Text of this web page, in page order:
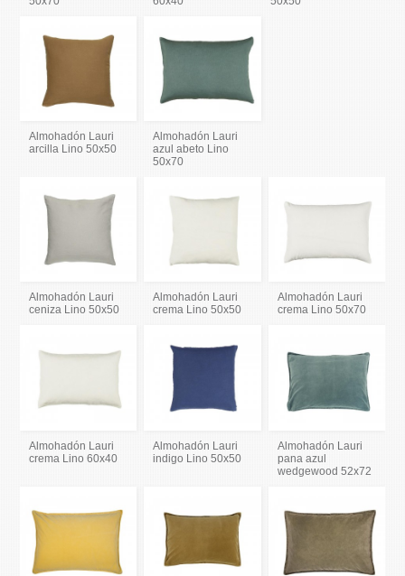
Almohadón Lauri
arcilla Lino 50x50
Almohadón Lauri
azul abeto Lino
50x70
Almohadón Lauri
ceniza Lino 50x50
Almohadón Lauri
crema Lino 50x50
Almohadón Lauri
crema Lino 50x70
Almohadón Lauri
crema Lino 60x40
Almohadón Lauri
indigo Lino 50x50
Almohadón Lauri
pana azul
wedgewood 52x72